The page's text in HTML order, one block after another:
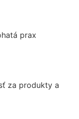
prax
za produkty a